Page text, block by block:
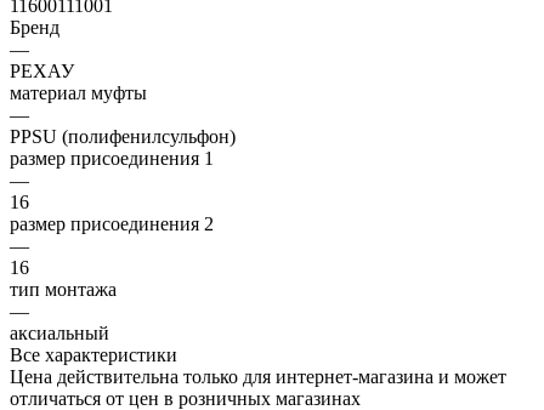
11600111001
Бренд
—
РЕХАУ
материал муфты
—
PPSU (полифенилсульфон)
размер присоединения 1
—
16
размер присоединения 2
—
16
тип монтажа
—
аксиальный
Все характеристики
Цена действительна только для интернет-магазина и может
отличаться от цен в розничных магазинах